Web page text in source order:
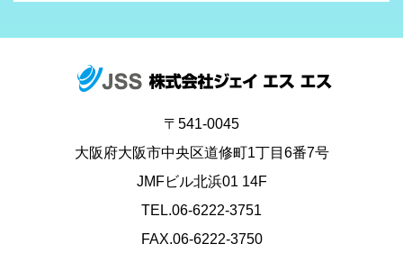
〒541-0045
大阪府大阪市中央区道修町1丁目6番7号
JMFビル北浜01 14F
TEL.06-6222-3751
FAX.06-6222-3750